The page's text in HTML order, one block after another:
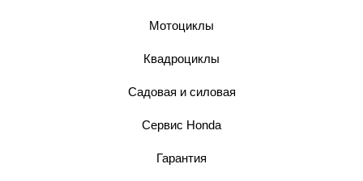
Мотоциклы
Квадроциклы
Садовая и силовая
Сервис Honda
Гарантия